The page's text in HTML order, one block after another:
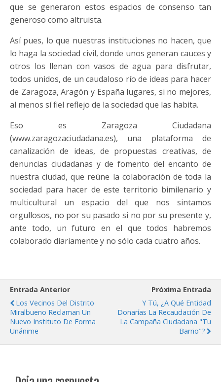
que se generaron estos espacios de consenso tan
generoso como altruista.
Así pues, lo que nuestras instituciones no hacen, que
lo haga la sociedad civil, donde unos generan cauces y
otros los llenan con vasos de agua para disfrutar,
todos unidos, de un caudaloso río de ideas para hacer
de Zaragoza, Aragón y España lugares, si no mejores,
al menos sí fiel reflejo de la sociedad que las habita.
Eso es Zaragoza Ciudadana
(www.zaragozaciudadana.es), una plataforma de
canalización de ideas, de propuestas creativas, de
denuncias ciudadanas y de fomento del encanto de
nuestra ciudad, que reúne la colaboración de toda la
sociedad para hacer de este territorio bimilenario y
multicultural un espacio del que nos sintamos
orgullosos, no por su pasado si no por su presente y,
ante todo, un futuro en el que todos habremos
colaborado diariamente y no sólo cada cuatro años.
Entrada Anterior
Los Vecinos Del Distrito
Miralbueno Reclaman Un
Nuevo Instituto De Forma
Unánime
Próxima Entrada
Y Tú, ¿a Qué Entidad
Donarías La Recaudación De
La Campaña Ciudadana "Tu
Barrio"?